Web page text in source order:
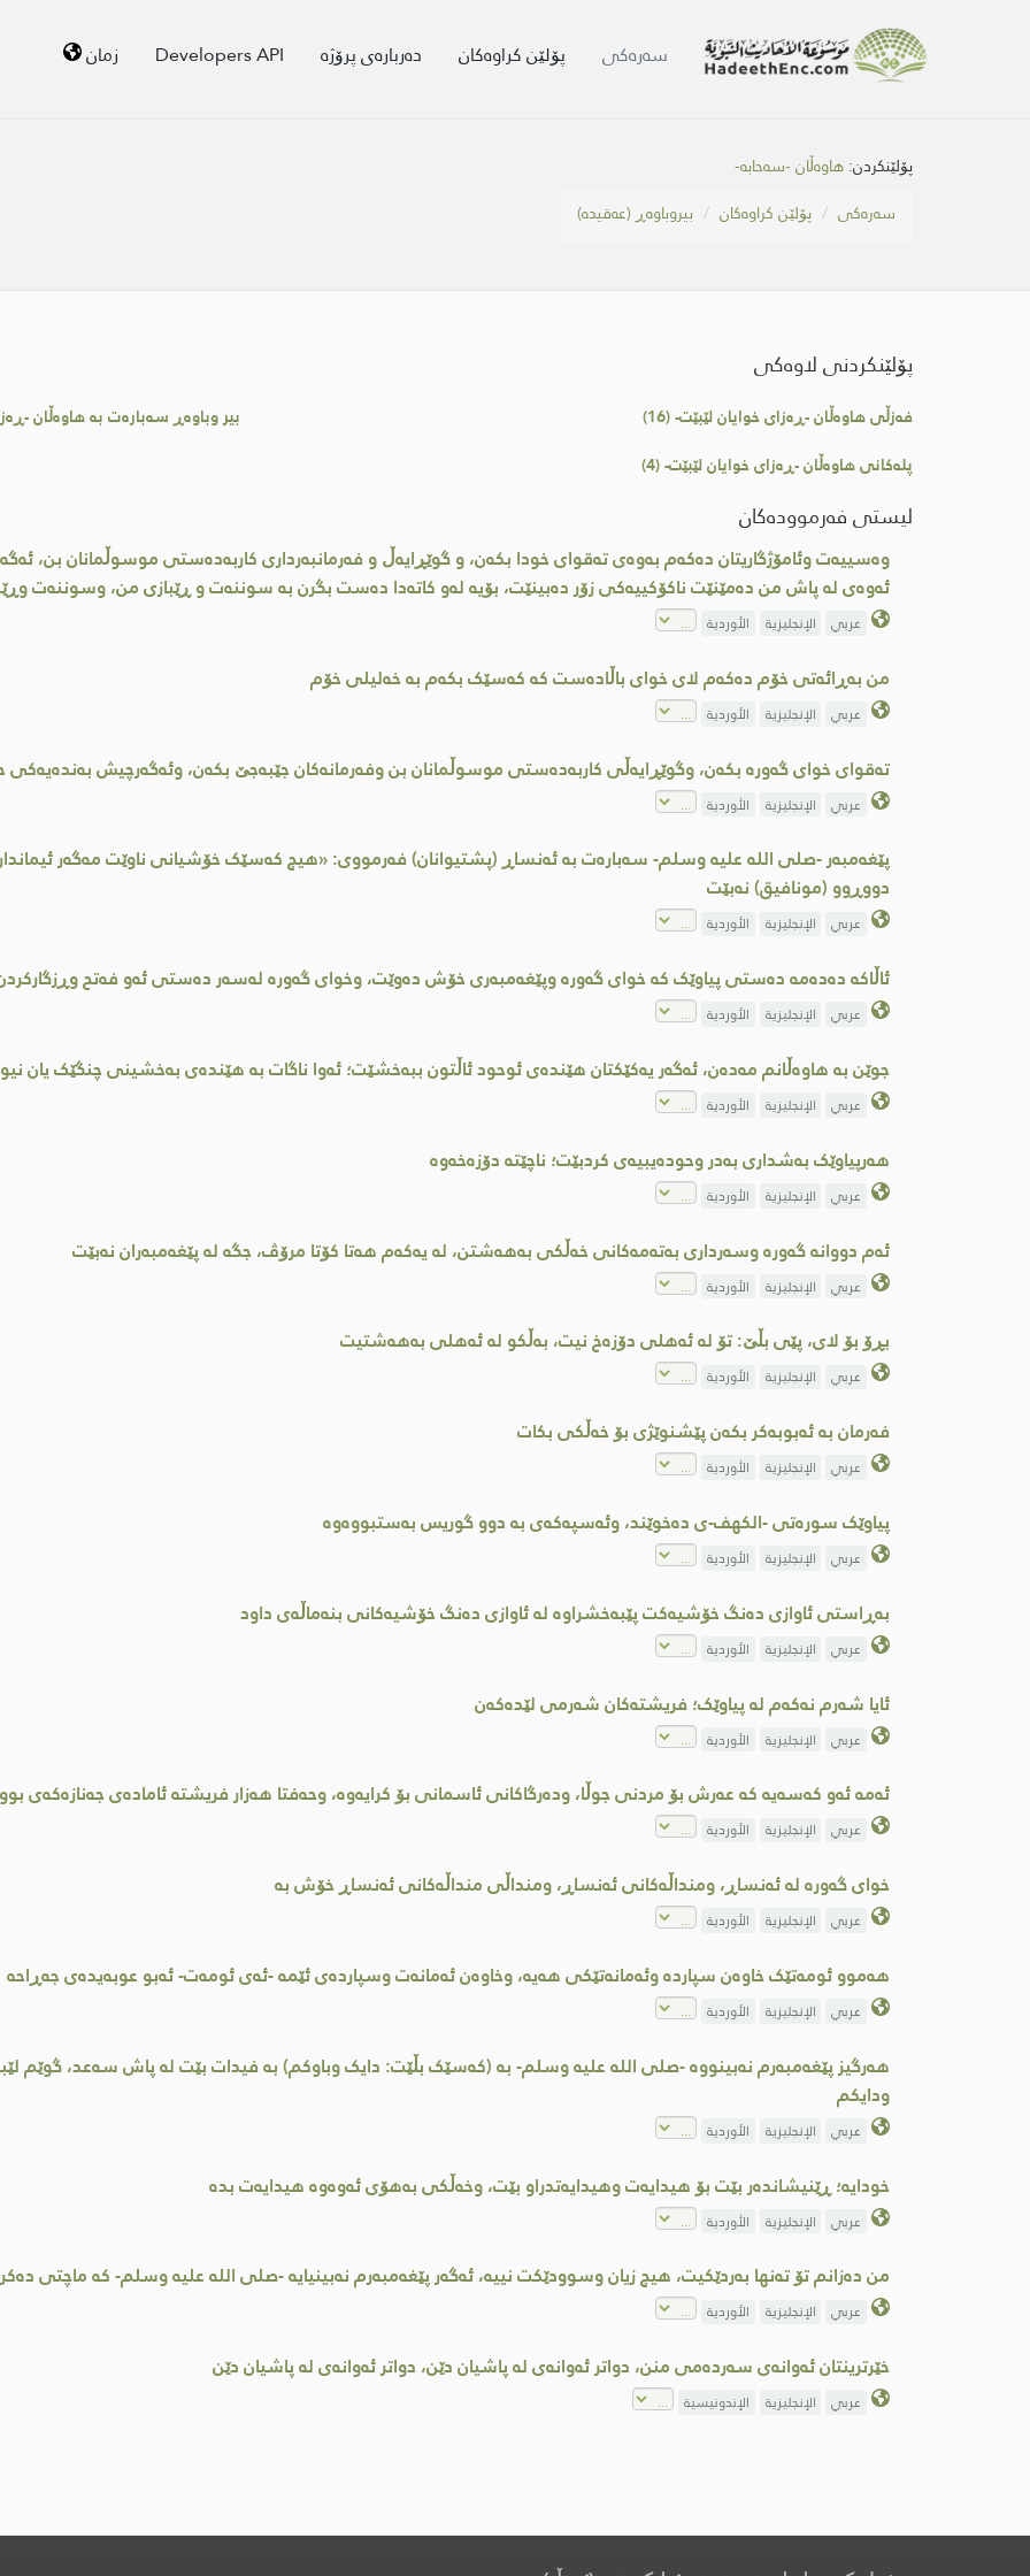
سه‌ره‌كی پۆلێن کراوەکان دەربارەی پرۆژە Developers API زمان
پۆلێنکردن:هاوەڵان -سەحابە-
سه‌ره‌كی
پۆلێن کراوەکان بیروباوەڕ (عەقیدە)
پۆلێنکردنی لاوەکی
فەزڵی هاوەڵان -ڕەزای خوایان لێبێت- (16)
بیر وباوەڕ سەبارەت بە هاوەڵان -
پلەكانی هاوەڵان -ڕەزای خوایان لێبێت- (4)
لیستی فەرموودەکان
وەسییەت وئامۆژگاریتان دەكەم بەوەی تەقوای خودا بکەن، و گوێڕایەڵ و فەرمانبەرداری کاربەدەستی موسوڵمانان بن،
ئەوەی لە پاش من دەمێنێت ناكۆكییەكی زۆر دەبینێت، بۆیە لەو کاتەدا دەست بگرن بە سوننەت و ڕێبازی من، وسوننەت
عربي الإنجليزية الأوردية
من بەڕائەتی خۆم دەکەم لای خوای باڵادەست کە کەسێک بکەم بە خەلیلی خۆم
عربي الإنجليزية الأوردية
تەقواى خواى گەورە بکەن، وگوێڕایەڵی کاربەدەستی موسوڵمانان بن وفەرمانەکان جێبەجێ بکەن، وئەگەرچیش
عربي الإنجليزية الأوردية
پێغەمبەر -صلى الله علیه وسلم- سەبارەت بە ئەنساڕ (پشتیوانان) فەرمووی: «هیچ کەسێک خۆشیانی ناوێت مەگەر
دووڕوو (مونافیق) نەبێت
عربي الإنجليزية الأوردية
ئاڵاکە دەدەمە دەستی پیاوێک کە خوای گەورە وپێغەمبەری خۆش دەوێت، وخوای گەورە لەسەر دەستی ئەو فەتح
عربي الإنجليزية الأوردية
جوێن بە هاوەڵانم مەدەن، ئەگەر یەکێکتان هێندەى ئوحود ئاڵتون ببەخشێت؛ ئەوا ناگات بە هێندەی بەخشینی چنگێک یان
عربي الإنجليزية الأوردية
هەرپیاوێک بەشداری بەدر وحودەیبیەی کردبێت؛ ناچێتە دۆزەخەوە
عربي الإنجليزية الأوردية
ئەم دووانە گەورە وسەرداری بەتەمەکانی خەڵكی بەهەشتن، لە یەکەم هەتا کۆتا مرۆڤ، جگە لە پێغەمبەران نەبێت
عربي الإنجليزية الأوردية
بڕۆ بۆ لای، پێی بڵێ: تۆ لە ئەهلی دۆزەخ نیت، بەڵکو لە ئەهلی بەهەشتیت
عربي الإنجليزية الأوردية
فەرمان بە ئەبوبەکر بکەن پێشنوێژی بۆ خەڵکی بکات
عربي الإنجليزية الأوردية
پیاوێک سورەتی -الکهف-ی دەخوێند، وئەسپەکەى بە دوو گوریس بەستبووەوە
عربي الإنجليزية الأوردية
بەڕاستی ئاوازی دەنگ خۆشیەکت پێبەخشراوە لە ئاوازی دەنگ خۆشیەکانى بنەماڵەی داود
عربي الإنجليزية الأوردية
ئایا شەرم نەکەم لە پیاوێک؛ فریشتەکان شەرمی لێدەکەن
عربي الإنجليزية الأوردية
ئەمە ئەو کەسەیە کە عەرش بۆ مردنی جوڵا، ودەرگاکانى ئاسمانى بۆ کرایەوە، وحەفتا هەزار فریشتە ئامادەى جەنازەکەى
عربي الإنجليزية الأوردية
خوای گەورە لە ئەنساڕ، ومنداڵەکانی ئەنساڕ، ومنداڵی منداڵەکانى ئەنساڕ خۆش بە
عربي الإنجليزية الأوردية
هەموو ئومەتێک خاوەن سپاردە وئەمانەتێکی هەیە، وخاوەن ئەمانەت وسپاردەی ئێمە -ئەی ئومەت- ئەبو عوبەیدەى جەڕاحە
عربي الإنجليزية الأوردية
هەرگیز پێغەمبەرم نەبینووە -صلى اللە علیە وسلم- بە (کەسێک بڵێت: دایک وباوکم) بە فیدات بێت لە پاش سەعد، گوێم
ودایکم
عربي الإنجليزية الأوردية
خودایە؛ ڕێنیشاندەر بێت بۆ هیدایەت وهیدایەتدراو بێت، وخەڵکی بەهۆی ئەوەوە هیدایەت بدە
عربي الإنجليزية الأوردية
من دەزانم تۆ تەنها بەردێکیت، هیچ زیان وسوودێکت نییە، ئەگەر پێغەمبەرم نەبینیایە -صلى اللە علیە وسلم- کە ماچتی
عربي الإنجليزية الأوردية
خێرترینتان ئەوانەی سەردەمی منن، دواتر ئەوانەی لە پاشیان دێن، دواتر ئەوانەی لە پاشیان دێن
عربي الإنجليزية الإندونيسية